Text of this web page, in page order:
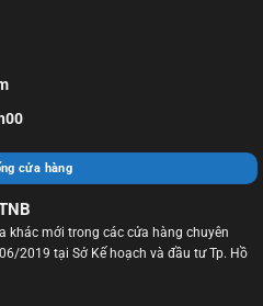
cửa hàng
khác mới trong các cửa hàng chuyên
2019 tại Sở Kế hoạch và đầu tư Tp. Hồ